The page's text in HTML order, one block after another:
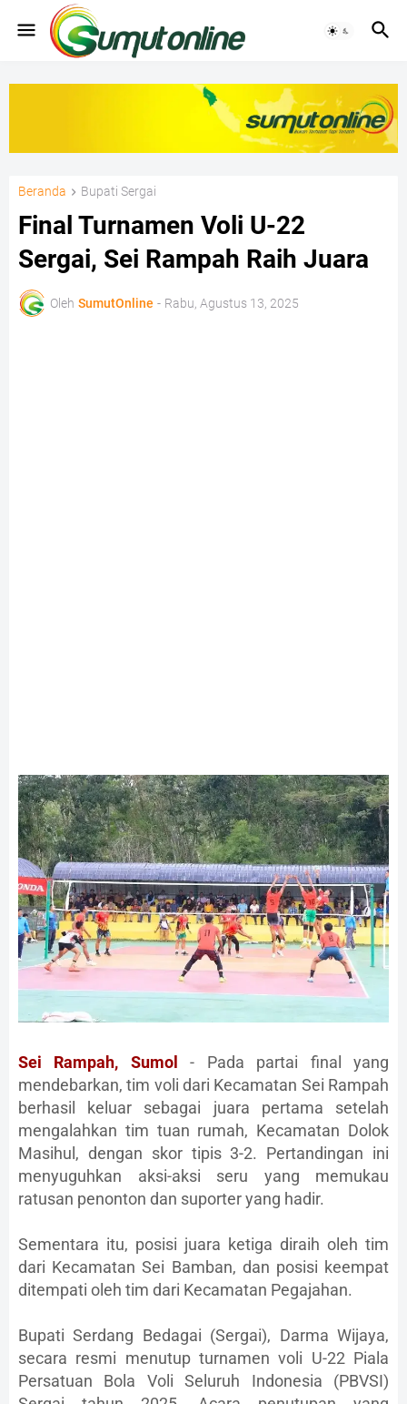
Beranda Bupati Sergai
Final Turnamen Voli U-22
Sergai, Sei Rampah Raih Juara
Oleh SumutOnline - Rabu, Agustus 13, 2025
Sei Rampah, Sumol
- Pada partai final yang
mendebarkan, tim voli dari Kecamatan Sei Rampah
berhasil keluar sebagai juara pertama setelah
mengalahkan tim tuan rumah, Kecamatan Dolok
Masihul, dengan skor tipis 3-2. Pertandingan ini
menyuguhkan aksi-aksi seru yang memukau
ratusan penonton dan suporter yang hadir.
Sementara itu, posisi juara ketiga diraih oleh tim
dari Kecamatan Sei Bamban, dan posisi keempat
ditempati oleh tim dari Kecamatan Pegajahan.
Bupati Serdang Bedagai (Sergai), Darma Wijaya,
secara resmi menutup turnamen voli U-22 Piala
Persatuan Bola Voli Seluruh Indonesia (PBVSI)